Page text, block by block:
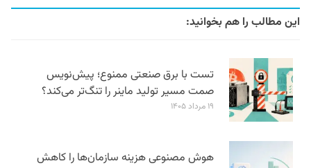
این مطالب را هم بخوانید:
تست با برق صنعتی ممنوع؛ پیش‌نویس
صمت مسیر تولید ماینر را تنگ‌تر می‌کند؟
۱۹ مرداد ۱۴۰۵
هوش مصنوعی هزینه سازمان‌ها را کاهش